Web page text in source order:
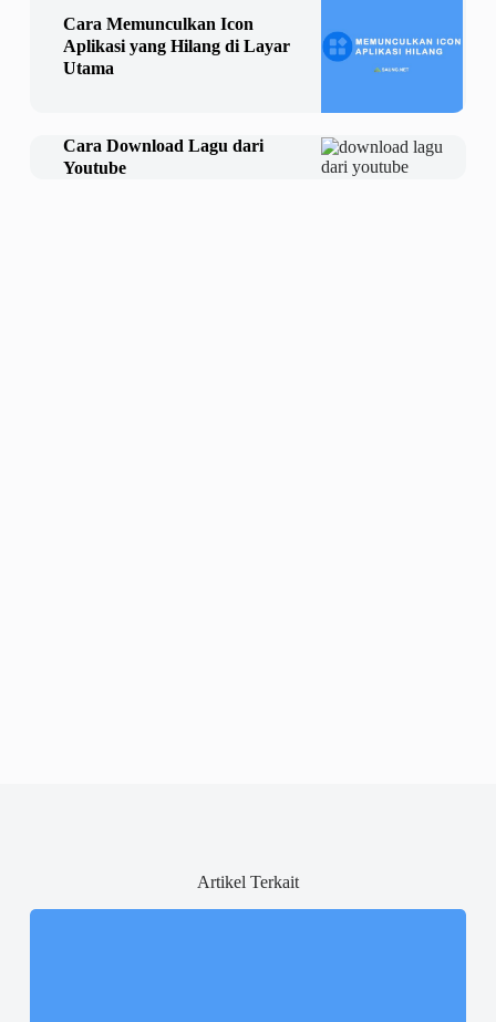
Cara Memunculkan Icon
Aplikasi yang Hilang di Layar
Utama
Cara Download Lagu dari
Youtube
Artikel Terkait